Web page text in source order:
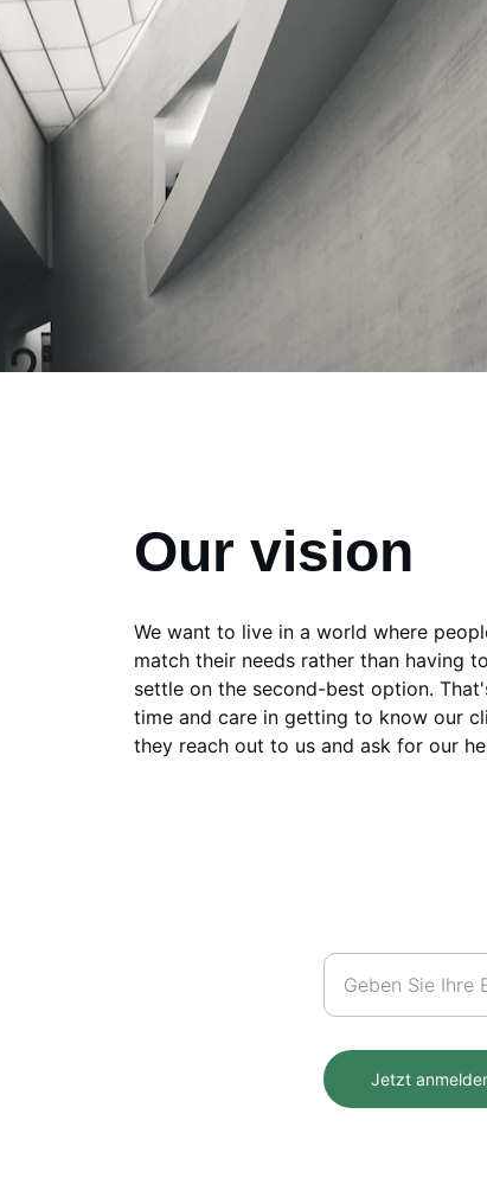
Our vision
We want to live in a world where
match their needs rather than having
settle on the second-best option.
time and care in getting to know our
they reach out to us and ask for our
Jetzt